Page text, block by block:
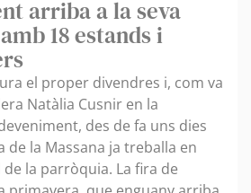
arriba a la seva
18 estands i
el proper divendres i, com va
Natàlia Cusnir en la
des de fa uns dies
de la Massana ja treballa en
la parròquia. La fira de